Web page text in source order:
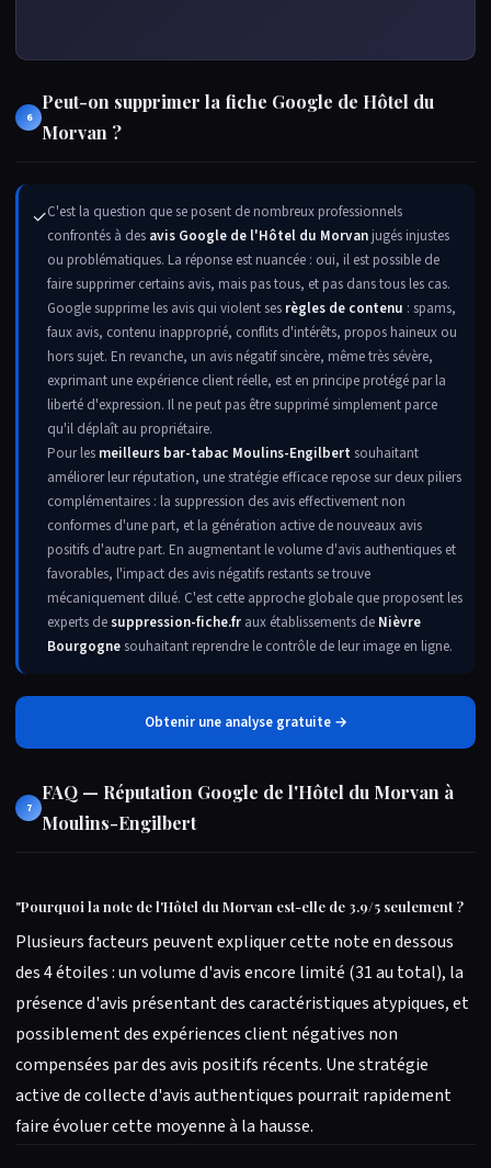
6
Peut-on supprimer la fiche Google de Hôtel du
Morvan ?
✓C'est la question que se posent de nombreux professionnels
confrontés à des avis Google de l'Hôtel du Morvan jugés injustes
ou problématiques. La réponse est nuancée : oui, il est possible de
faire supprimer certains avis, mais pas tous, et pas dans tous les cas.
Google supprime les avis qui violent ses règles de contenu : spams,
faux avis, contenu inapproprié, conflits d'intérêts, propos haineux ou
hors sujet. En revanche, un avis négatif sincère, même très sévère,
exprimant une expérience client réelle, est en principe protégé par la
liberté d'expression. Il ne peut pas être supprimé simplement parce
qu'il déplaît au propriétaire.
Pour les meilleurs bar-tabac Moulins-Engilbert souhaitant
améliorer leur réputation, une stratégie efficace repose sur deux piliers
complémentaires : la suppression des avis effectivement non
conformes d'une part, et la génération active de nouveaux avis
positifs d'autre part. En augmentant le volume d'avis authentiques et
favorables, l'impact des avis négatifs restants se trouve
mécaniquement dilué. C'est cette approche globale que proposent les
experts desuppression-fiche.fr aux établissements de Nièvre
Bourgognesouhaitant reprendre le contrôle de leur image en ligne.
Obtenir une analyse gratuite →
7
FAQ — Réputation Google de l'Hôtel du Morvan à
Moulins-Engilbert
"Pourquoi la note de l'Hôtel du Morvan est-elle de 3.9/5 seulement ?
Plusieurs facteurs peuvent expliquer cette note en dessous
des 4 étoiles : un volume d'avis encore limité (31 au total), la
présence d'avis présentant des caractéristiques atypiques, et
possiblement des expériences client négatives non
compensées par des avis positifs récents. Une stratégie
active de collecte d'avis authentiques pourrait rapidement
faire évoluer cette moyenne à la hausse.